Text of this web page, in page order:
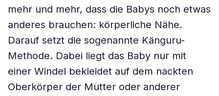
mehr und mehr, dass die Babys noch etwas
anderes brauchen: körperliche Nähe.
Darauf setzt die sogenannte Känguru-
Methode. Dabei liegt das Baby nur mit
einer Windel bekleidet auf dem nackten
Oberkörper der Mutter oder anderer